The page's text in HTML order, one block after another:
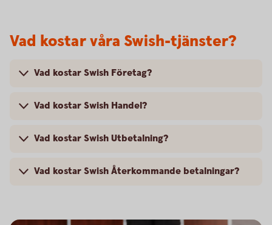
Vad kostar våra Swish-tjänster?
Vad kostar Swish Företag?
Vad kostar Swish Handel?
Vad kostar Swish Utbetalning?
Vad kostar Swish Återkommande betalningar?